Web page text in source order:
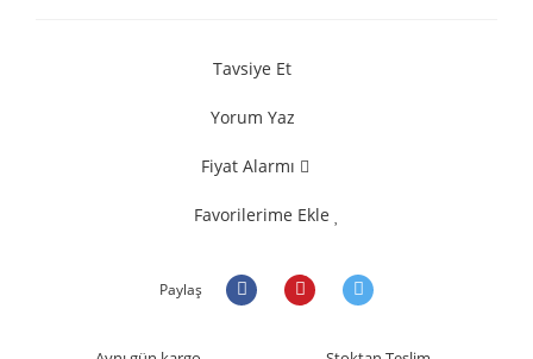
Tavsiye Et
Yorum Yaz
Fiyat Alarmı
Favorilerime Ekle
Paylaş